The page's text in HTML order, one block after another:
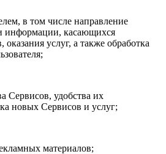
в том числе направление
информации, касающихся
услуг, а также обработка
Сервисов, удобства их
новых Сервисов и услуг;
материалов;